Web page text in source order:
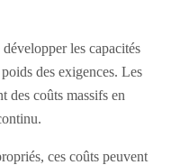
les capacités
des exigences. Les
des coûts massifs en
ces coûts peuvent